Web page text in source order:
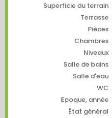
Superficie du terrain
Terrasse
Pièces
Chambres
Niveaux
Salle de bains
Salle d'eau
WC
Epoque, année
État général